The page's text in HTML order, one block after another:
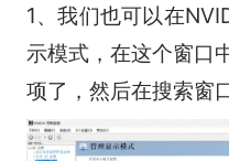
1、我们也可以在
示模式，在这个窗口
项了，然后在搜索窗